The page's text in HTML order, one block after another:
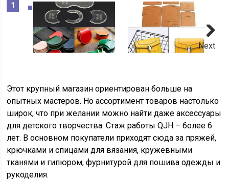
Next
Этот крупный магазин ориентирован больше на
опытных мастеров. Но ассортимент товаров настолько
широк, что при желании можно найти даже аксессуары
для детского творчества. Стаж работы QJH – более 6
лет. В основном покупатели приходят сюда за пряжей,
крючками и спицами для вязания, кружевными
тканями и гипюром, фурнитурой для пошива одежды и
рукоделия.